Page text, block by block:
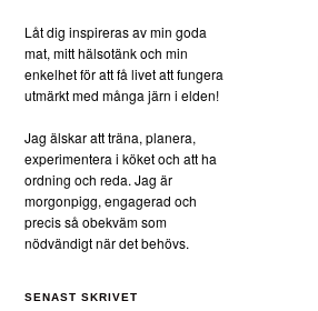
Låt dig inspireras av min goda
mat, mitt hälsotänk och min
enkelhet för att få livet att fungera
utmärkt med många järn i elden!
Jag älskar att träna, planera,
experimentera i köket och att ha
ordning och reda. Jag är
morgonpigg, engagerad och
precis så obekväm som
nödvändigt när det behövs.
SENAST SKRIVET